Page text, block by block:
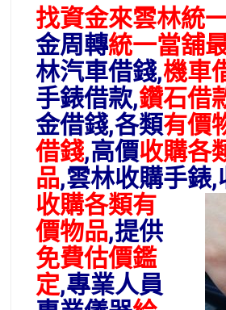
找資金來雲林統
金周轉統一當舖
林汽車借錢,機車
手錶借款,鑽石借
金借錢,各類有價
借錢,高價收購各
品,雲林收購手錶
收購各類有
價物品,提供
免費估價鑑
定,專業人員